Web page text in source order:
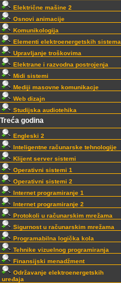
Električne mašine 2
Osnovi animacije
Komunikologija
Elementi elektroenergetskih sistema
Upravljanje troškovima
Elektrane i razvodna postrojenja
Midi sistemi
Mediji masovne komunikacje
Web dizajn
Studijska audiotehika
Treća godina
Engleski 2
Inteligentne računarske tehnologije
Klijent server sistemi
Operativni sistemi 1
Operativni sistemi 2
Internet programiranje 1
Internet programiranje 2
Protokoli u računarskim mrežama
Sigurnost u računarskim mrežama
Programabilna logička kola
Tehnike vizuelnog programiranja
Finansijski menadžment
Održavanje elektroenergetskih
uređaja